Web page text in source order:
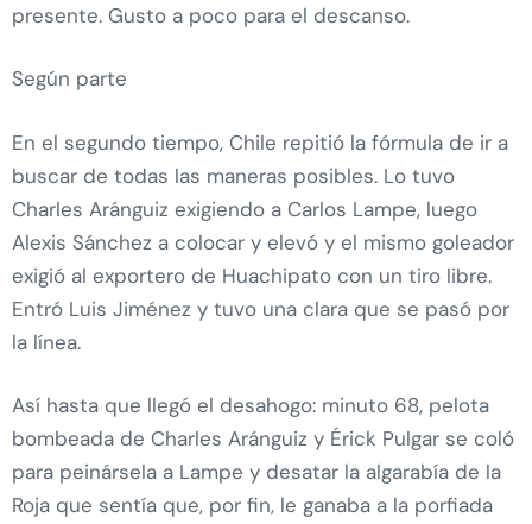
presente. Gusto a poco para el descanso.
Según parte
En el segundo tiempo, Chile repitió la fórmula de ir a
buscar de todas las maneras posibles. Lo tuvo
Charles Aránguiz exigiendo a Carlos Lampe, luego
Alexis Sánchez a colocar y elevó y el mismo goleador
exigió al exportero de Huachipato con un tiro libre.
Entró Luis Jiménez y tuvo una clara que se pasó por
la línea.
Así hasta que llegó el desahogo: minuto 68, pelota
bombeada de Charles Aránguiz y Érick Pulgar se coló
para peinársela a Lampe y desatar la algarabía de la
Roja que sentía que, por fin, le ganaba a la porfiada